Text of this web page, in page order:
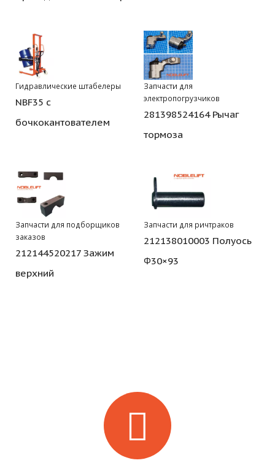
Гидравлические штабелеры
NBF35 с
бочкокантователем
Запчасти для
электропогрузчиков
281398524164 Рычаг
тормоза
Запчасти для подборщиков
заказов
212144520217 Зажим
верхний
Запчасти для ричтраков
212138010003 Полуось
Φ30×93